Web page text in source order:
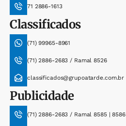
71 2886-1613
Classificados
(71) 99965-8961
(71) 2886-2683 / Ramal 8526
classificados@grupoatarde.com.br
Publicidade
(71) 2886-2683 / Ramal 8585 | 8586